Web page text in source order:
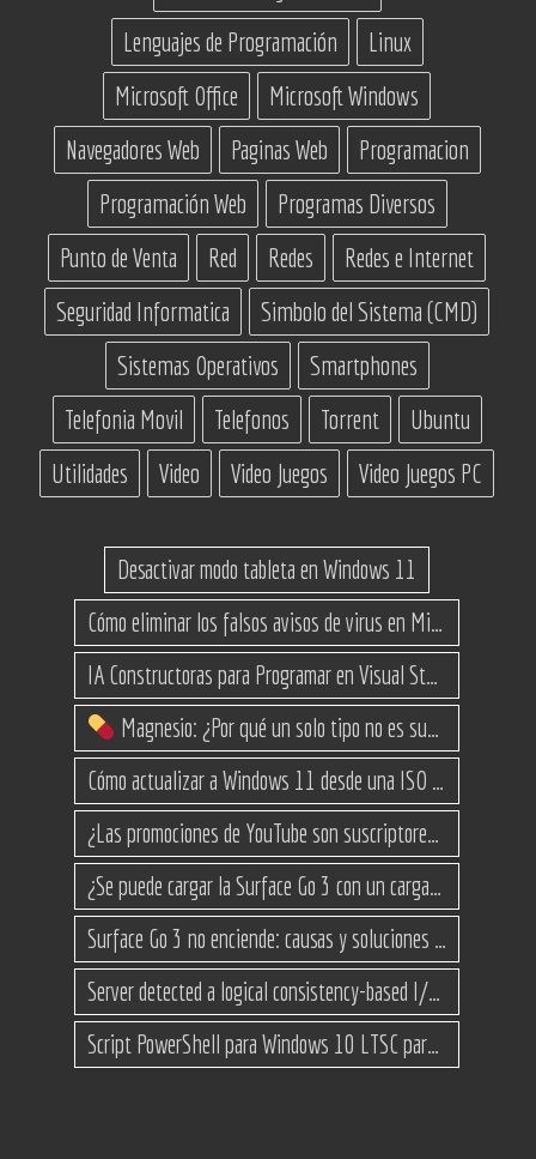
Lenguajes de Programación
Linux
Microsoft Office
Microsoft Windows
Navegadores Web
Paginas Web
Programacion
Programación Web
Programas Diversos
Punto de Venta
Red Redes
Redes e Internet
Seguridad Informatica
Simbolo del Sistema (CMD)
Sistemas Operativos
Smartphones
Telefonia Movil
Telefonos Torrent
Ubuntu
Utilidades
Video Video Juegos Video Juegos PC
Desactivar modo tableta en Windows 11
Magnesio: ¿Por qué un solo tipo no es suficiente? (Guía de variantes)